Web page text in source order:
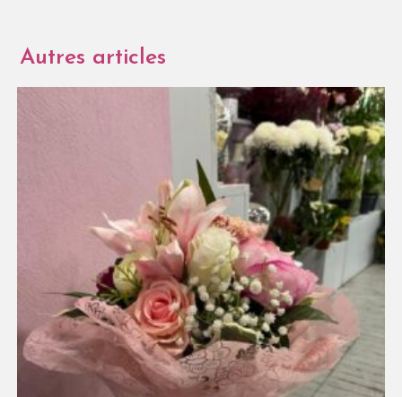
Autres articles